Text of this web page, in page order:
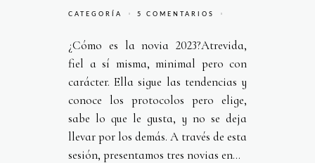
CATEGORÍA 5 COMENTARIOS
¿Cómo es la novia 2023?Atrevida,
fiel a sí misma, minimal pero con
carácter. Ella sigue las tendencias y
conoce los protocolos pero elige,
sabe lo que le gusta, y no se deja
llevar por los demás. A través de esta
sesión, presentamos tres novias en...